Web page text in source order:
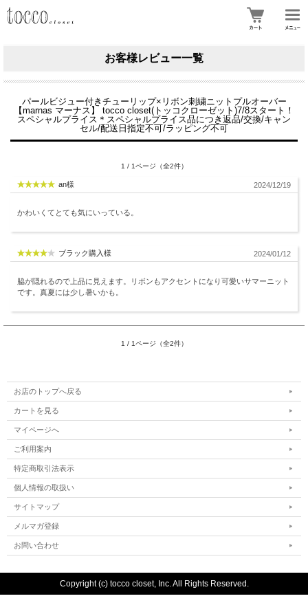
お客様レビュー一覧
パールビジュー付きチューリップ×リボン刺繍ニットプルオーバー
【marnas マーナス】 tocco closet(トッコクローゼット)7/8スタート！
スペシャルプライス＊スペシャルプライス品につき返品/交換/キャン
セル/配送日指定不可/ラッピング不可
1 / 1ページ（全2件）
an様 2024/12/19
かわいくてとても気にいっている。
ブラック購入様 2024/01/12
脇が隠れるので上品に見えます。リボンもアクセントになり可愛いサマーニット
です。真夏には少し暑いかも。
1 / 1ページ（全2件）
お店のトップへ戻る
カートを見る
マイページへ
ご利用案内
特定商取引法表示
個人情報の取扱い
サイトマップ
メルマガ登録
お問い合わせ
Copyright (c) tocco closet, Inc. All Rights Reserved.